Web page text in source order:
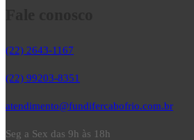
(22) 2643-1167
(22) 99203-8351
atendimento@fundifercabofrio.com.br
Seg a Sex das 9h às 18h